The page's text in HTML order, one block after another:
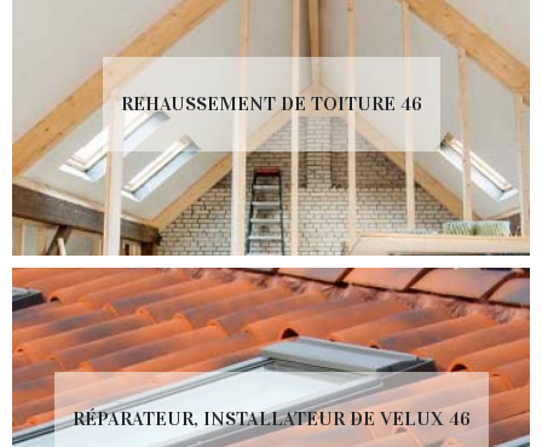
REHAUSSEMENT DE TOITURE 46
RÉPARATEUR, INSTALLATEUR DE VELUX 46